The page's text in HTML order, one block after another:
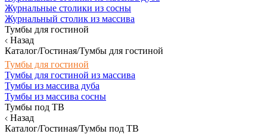
Журнальные столики из сосны
Журнальный столик из массива
Тумбы для гостиной
Назад
Каталог/Гостиная/Тумбы для гостиной
Тумбы для гостиной
Тумбы для гостиной из массива
Тумбы из массива дуба
Тумбы из массива сосны
Тумбы под ТВ
Назад
Каталог/Гостиная/Тумбы под ТВ